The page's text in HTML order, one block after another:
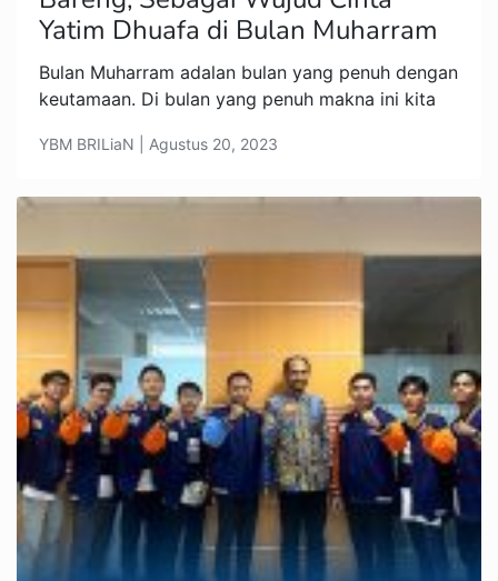
Yatim Dhuafa di Bulan Muharram
Bulan Muharram adalan bulan yang penuh dengan
keutamaan. Di bulan yang penuh makna ini kita
YBM BRILiaN | Agustus 20, 2023